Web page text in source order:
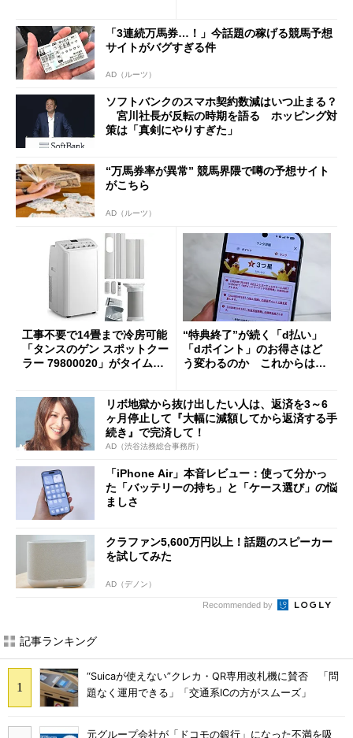
「3連続万馬券…！」今話題の稼げる競馬予想
サイトがバグすぎる件
AD（ルーツ）
ソフトバンクのスマホ契約数減はいつ止まる？
宮川社長が反転の時期を語る ホッピング対
策は「真剣にやりすぎた」
“万馬券率が異常” 競馬界隈で噂の予想サイト
がこちら
AD（ルーツ）
工事不要で14畳まで冷房可能
「タンスのゲン スポットクー
ラー 79800020」がタイムセ
“特典終了”が続く「d払い」
「dポイント」のお得さはど
う変わるのか これからは
リボ地獄から抜け出したい人は、返済を3～6
ヶ月停止して『大幅に減額してから返済する手
続き』で完済して！
AD（渋谷法務総合事務所）
「iPhone Air」本音レビュー：使って分かっ
た「バッテリーの持ち」と「ケース選び」の悩
ましさ
クラファン5,600万円以上！話題のスピーカー
を試してみた
AD（デノン）
Recommended by
記事ランキング
“Suicaが使えない”クレカ・QR専用改札機に賛否 「問
題なく運用できる」「交通系ICの方がスムーズ」
元グループ会社が「ドコモの銀行」になった不満を吸